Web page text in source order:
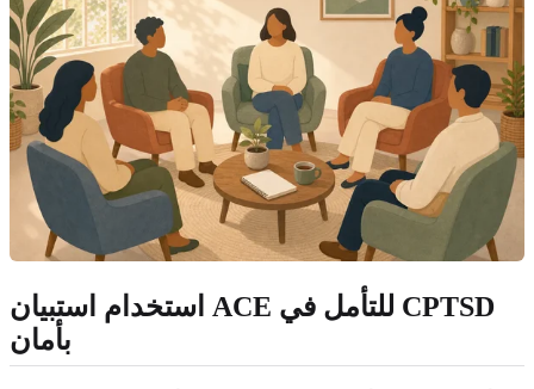
استخدام استبيان ACE للتأمل في CPTSD
بأمان